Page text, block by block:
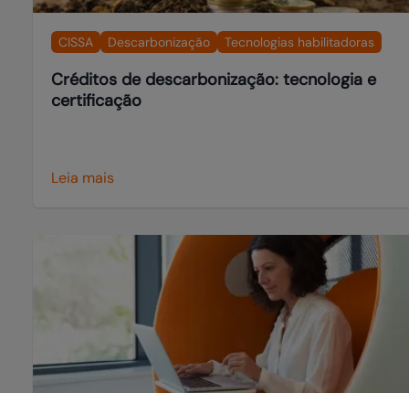
CISSA Descarbonização Tecnologias habilitadoras
Créditos de descarbonização: tecnologia e
certificação
Leia mais